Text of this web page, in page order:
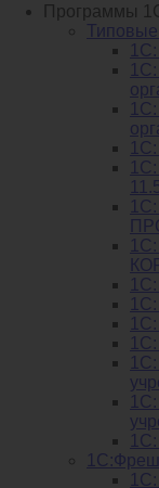
Программы
1С:
1С:
1С:
1С:Фреш
1С: